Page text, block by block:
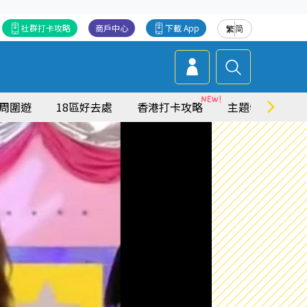
繁简
下載 App
商戶中心
社群打卡攻略
圍遊 18區好去處 香港打卡攻略 主題特集